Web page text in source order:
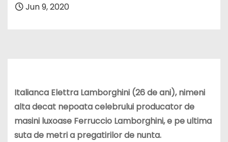
Jun 9, 2020
Italianca Elettra Lamborghini (26 de ani), nimeni
alta decat nepoata celebrului producator de
masini luxoase Ferruccio Lamborghini, e pe ultima
suta de metri a pregatirilor de nunta.